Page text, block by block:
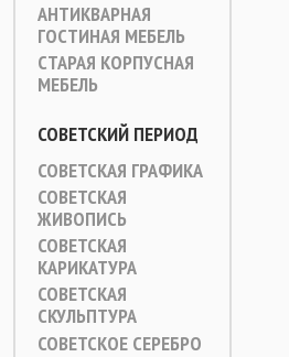
АНТИКВАРНАЯ
ГОСТИНАЯ МЕБЕЛЬ
СТАРАЯ КОРПУСНАЯ
МЕБЕЛЬ
СОВЕТСКИЙ ПЕРИОД
СОВЕТСКАЯ ГРАФИКА
СОВЕТСКАЯ
ЖИВОПИСЬ
СОВЕТСКАЯ
КАРИКАТУРА
СОВЕТСКАЯ
СКУЛЬПТУРА
СОВЕТСКОЕ СЕРЕБРО